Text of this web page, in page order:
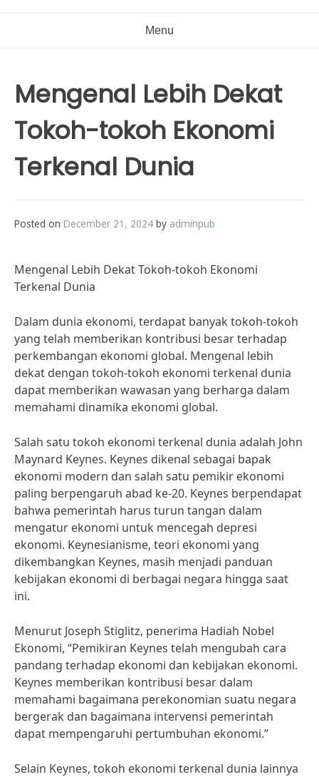
Menu
Mengenal Lebih Dekat
Tokoh-tokoh Ekonomi
Terkenal Dunia
Posted on December 21, 2024 by adminpub
Mengenal Lebih Dekat Tokoh-tokoh Ekonomi
Terkenal Dunia
Dalam dunia ekonomi, terdapat banyak tokoh-tokoh
yang telah memberikan kontribusi besar terhadap
perkembangan ekonomi global. Mengenal lebih
dekat dengan tokoh-tokoh ekonomi terkenal dunia
dapat memberikan wawasan yang berharga dalam
memahami dinamika ekonomi global.
Salah satu tokoh ekonomi terkenal dunia adalah John
Maynard Keynes. Keynes dikenal sebagai bapak
ekonomi modern dan salah satu pemikir ekonomi
paling berpengaruh abad ke-20. Keynes berpendapat
bahwa pemerintah harus turun tangan dalam
mengatur ekonomi untuk mencegah depresi
ekonomi. Keynesianisme, teori ekonomi yang
dikembangkan Keynes, masih menjadi panduan
kebijakan ekonomi di berbagai negara hingga saat
ini.
Menurut Joseph Stiglitz, penerima Hadiah Nobel
Ekonomi, “Pemikiran Keynes telah mengubah cara
pandang terhadap ekonomi dan kebijakan ekonomi.
Keynes memberikan kontribusi besar dalam
memahami bagaimana perekonomian suatu negara
bergerak dan bagaimana intervensi pemerintah
dapat mempengaruhi pertumbuhan ekonomi.”
Selain Keynes, tokoh ekonomi terkenal dunia lainnya